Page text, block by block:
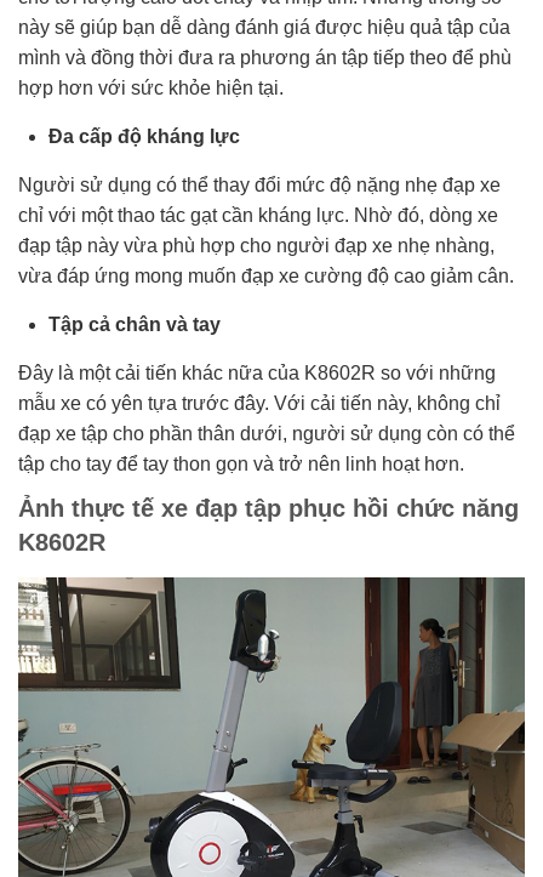
này sẽ giúp bạn dễ dàng đánh giá được hiệu quả tập của
mình và đồng thời đưa ra phương án tập tiếp theo để phù
hợp hơn với sức khỏe hiện tại.
Đa cấp độ kháng lực
Người sử dụng có thể thay đổi mức độ nặng nhẹ đạp xe
chỉ với một thao tác gạt cần kháng lực. Nhờ đó, dòng xe
đạp tập này vừa phù hợp cho người đạp xe nhẹ nhàng,
vừa đáp ứng mong muốn đạp xe cường độ cao giảm cân.
Tập cả chân và tay
Đây là một cải tiến khác nữa của K8602R so với những
mẫu xe có yên tựa trước đây. Với cải tiến này, không chỉ
đạp xe tập cho phần thân dưới, người sử dụng còn có thể
tập cho tay để tay thon gọn và trở nên linh hoạt hơn.
Ảnh thực tế xe đạp tập phục hồi chức năng
K8602R